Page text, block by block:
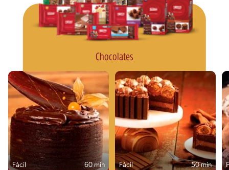
Chocolates
Fácil
60 min
Fácil
50 min